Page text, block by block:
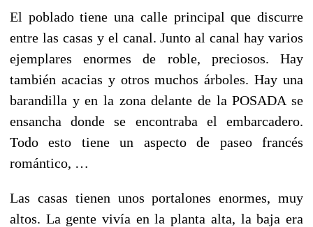
El poblado tiene una calle principal que discurre
entre las casas y el canal. Junto al canal hay varios
ejemplares enormes de roble, preciosos. Hay
también acacias y otros muchos árboles. Hay una
barandilla y en la zona delante de la POSADA se
ensancha donde se encontraba el embarcadero.
Todo esto tiene un aspecto de paseo francés
romántico, …
Las casas tienen unos portalones enormes, muy
altos. La gente vivía en la planta alta, la baja era